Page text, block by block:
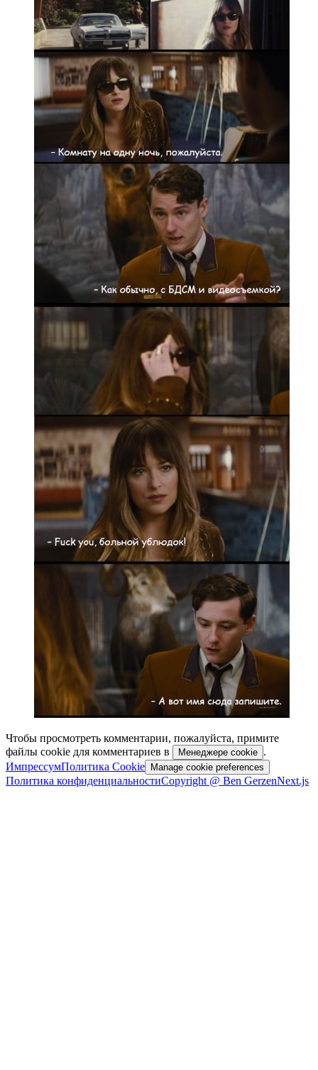
Чтобы просмотреть комментарии, пожалуйста, примите
файлы cookie для комментариев в
Менеджере cookie .
ИмпрессумПолитика Cookie Manage cookie preferences
Политика конфиденциальностиCopyright @ Ben GerzenNext.js